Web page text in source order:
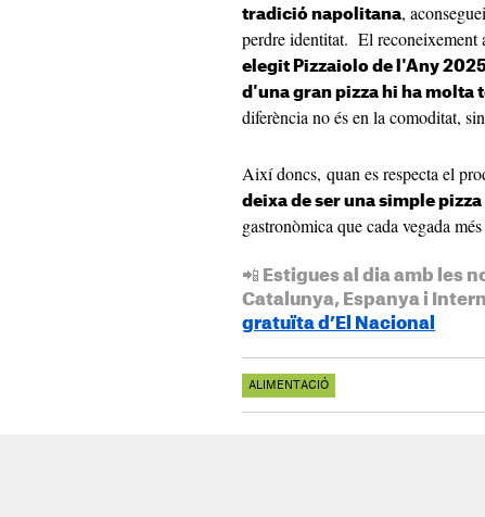
tradició napolitana,
perdre identitat. El reconeixement
elegit Pizzaiolo de l'Any
d'una gran pizza hi ha molta
diferència no és en la comoditat,
Així doncs, quan es respecta el
deixa de ser una simple pizza
gastronòmica que cada vegada
📲 Estigues al dia amb les
Catalunya, Espanya i
gratuïta d’El Nacional
ALIMENTACIÓ